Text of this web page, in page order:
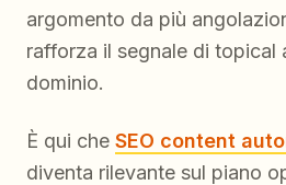
argomento da più
rafforza il segnale di topical
dominio.
È qui che SEO content
diventa rilevante sul piano